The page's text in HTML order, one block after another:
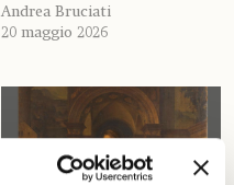
Andrea Bruciati
20 maggio 2026